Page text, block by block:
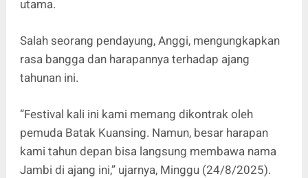
utama.
Salah seorang pendayung, Anggi, mengungkapkan
rasa bangga dan harapannya terhadap ajang
tahunan ini.
“Festival kali ini kami memang dikontrak oleh
pemuda Batak Kuansing. Namun, besar harapan
kami tahun depan bisa langsung membawa nama
Jambi di ajang ini,” ujarnya, Minggu (24/8/2025).